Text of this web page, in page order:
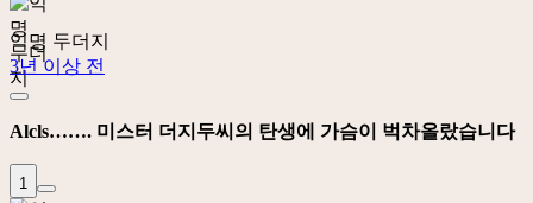
익명 두더지
3년 이상 전
Alcls……. 미스터 더지두씨의 탄생에 가슴이 벅차올랐습니다
1